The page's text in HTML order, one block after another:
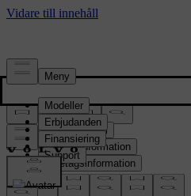
Pressrum
Pressmaterial
Produktinformation
Företagsinformation
Mediakontakter